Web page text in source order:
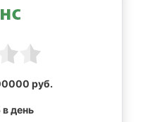
руб.
день